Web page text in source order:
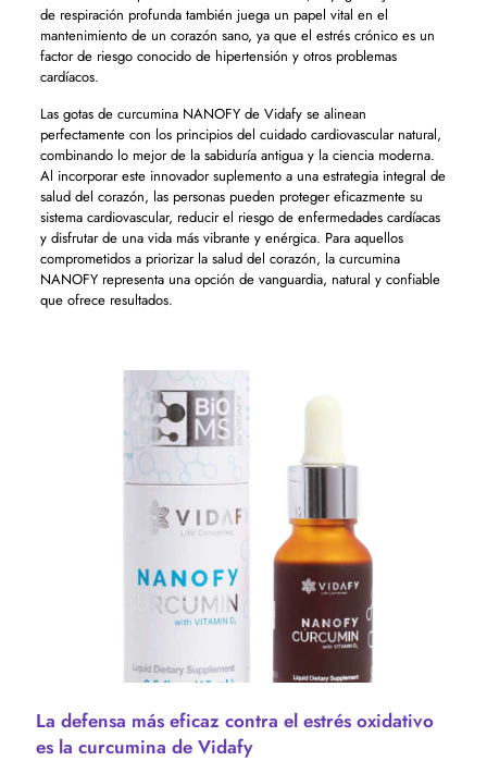
de respiración profunda también juega un papel vital en el
mantenimiento de un corazón sano, ya que el estrés crónico es un
factor de riesgo conocido de hipertensión y otros problemas
cardíacos.
Las gotas de curcumina NANOFY de Vidafy se alinean
perfectamente con los principios del cuidado cardiovascular natural,
combinando lo mejor de la sabiduría antigua y la ciencia moderna.
Al incorporar este innovador suplemento a una estrategia integral de
salud del corazón, las personas pueden proteger eficazmente su
sistema cardiovascular, reducir el riesgo de enfermedades cardíacas
y disfrutar de una vida más vibrante y enérgica. Para aquellos
comprometidos a priorizar la salud del corazón, la curcumina
NANOFY representa una opción de vanguardia, natural y confiable
que ofrece resultados.
La defensa más eficaz contra el estrés oxidativo
es la curcumina de Vidafy